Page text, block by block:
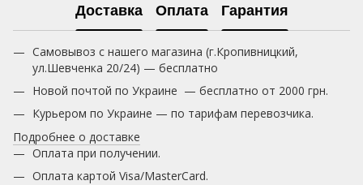
Доставка Оплата Гарантия
Самовывоз с нашего магазина (г.Кропивницкий,
ул.Шевченка 20/24) — бесплатно
Новой почтой по Украине — бесплатно от 2000 грн.
Курьером по Украине — по тарифам перевозчика.
Подробнее о доставке
Оплата при получении.
Оплата картой Visa/MasterCard.